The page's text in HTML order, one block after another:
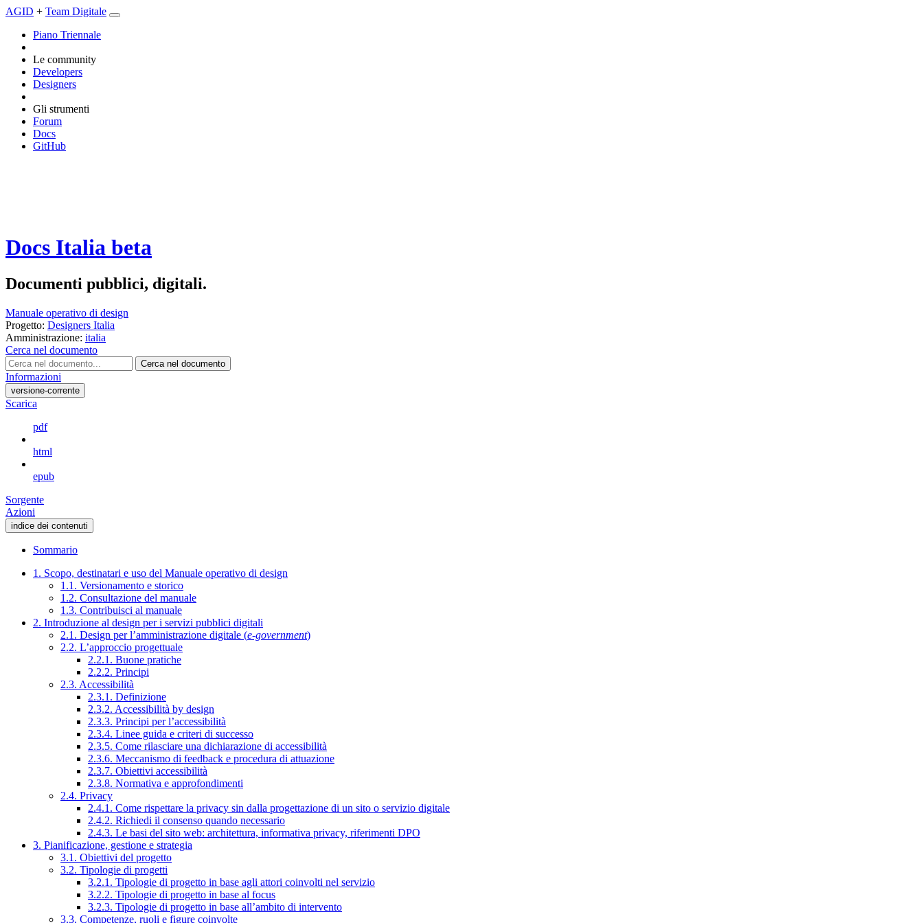
AGID + Team Digitale
Piano Triennale
Le community
Developers
Designers
Gli strumenti
Forum
Docs
GitHub
Docs Italia beta
Documenti pubblici, digitali.
Manuale operativo di design
Progetto: Designers Italia
Amministrazione: italia
Cerca nel documento
Cerca nel documento
Informazioni
versione-corrente
Scarica
pdf
html
epub
Sorgente
Azioni
indice dei contenuti
Sommario
1. Scopo, destinatari e uso del Manuale operativo di design
1.1. Versionamento e storico
1.2. Consultazione del manuale
1.3. Contribuisci al manuale
2. Introduzione al design per i servizi pubblici digitali
2.1. Design per l’amministrazione digitale (e-government)
2.2. L’approccio progettuale
2.2.1. Buone pratiche
2.2.2. Principi
2.3. Accessibilità
2.3.1. Definizione
2.3.2. Accessibilità by design
2.3.3. Principi per l’accessibilità
2.3.4. Linee guida e criteri di successo
2.3.5. Come rilasciare una dichiarazione di accessibilità
2.3.6. Meccanismo di feedback e procedura di attuazione
2.3.7. Obiettivi accessibilità
2.3.8. Normativa e approfondimenti
2.4. Privacy
2.4.1. Come rispettare la privacy sin dalla progettazione di un sito o servizio digitale
2.4.2. Richiedi il consenso quando necessario
2.4.3. Le basi del sito web: architettura, informativa privacy, riferimenti DPO
3. Pianificazione, gestione e strategia
3.1. Obiettivi del progetto
3.2. Tipologie di progetti
3.2.1. Tipologie di progetto in base agli attori coinvolti nel servizio
3.2.2. Tipologie di progetto in base al focus
3.2.3. Tipologie di progetto in base all’ambito di intervento
3.3. Competenze, ruoli e figure coinvolte